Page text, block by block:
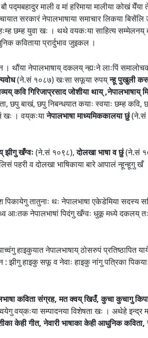
माली व मां हरिमाया मालीया कोखं येँया
सरकारं नेपालभाषाया समाचार लिकया बिसेंलि
छम्ह युवा खः । थथे वयकःया साहित्य सम्मेलनय्
कविताया प्रार्दुभाव जुइकल ।
। थौंया नेपालभाषाय् दकलय् न्ह्यःने लाःपिं
(ने.सं १०८७) खःसा सफूया रुपय्न्हू पुखुली
कवि गिरिजाप्रसाद जोशीया थाय् ,नेपालभाषाय्
छपु बाखं, छपु निबन्धयात कयाः स्वयाः छम्ह
नं खः । वय्‌कःयानेपालभाषा माध्यमिककालया छुं(ने.सं
झीगु खँग्वः(ने.सं १०९८),दोलखा भाषा व छुं(ने.सं
पहरी व दोलखा भाषिकाया बारे आपालं न्हून्हूगु खँ
तातुनाः थः नेपालभाषा एकेडेमिया सदस्य
आःतक नेपालभाषां पिदंगु खँग्वः धुकू मध्ये दकलय्
हाइकुयात नेपालभाषाय् ठोसरुपं प्रतिष्ठापित
हाइकु सफू व नेवाः हाइकु नांगु पत्रिका
कविता संग्रह, मत क्वय् खिउँ, कुचा कुचागु
वय्‌कःया सम्पादनया विशेषता खः । अथेहे इन्द्र
केही गीत, नेवारी भाषाका केही आधुनिक कविता,